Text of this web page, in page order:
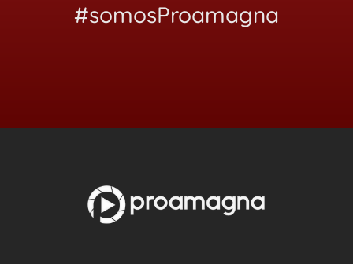
#somosProamagna